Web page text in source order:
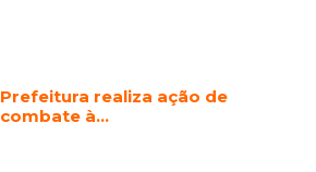
Prefeitura realiza ação de
combate à…